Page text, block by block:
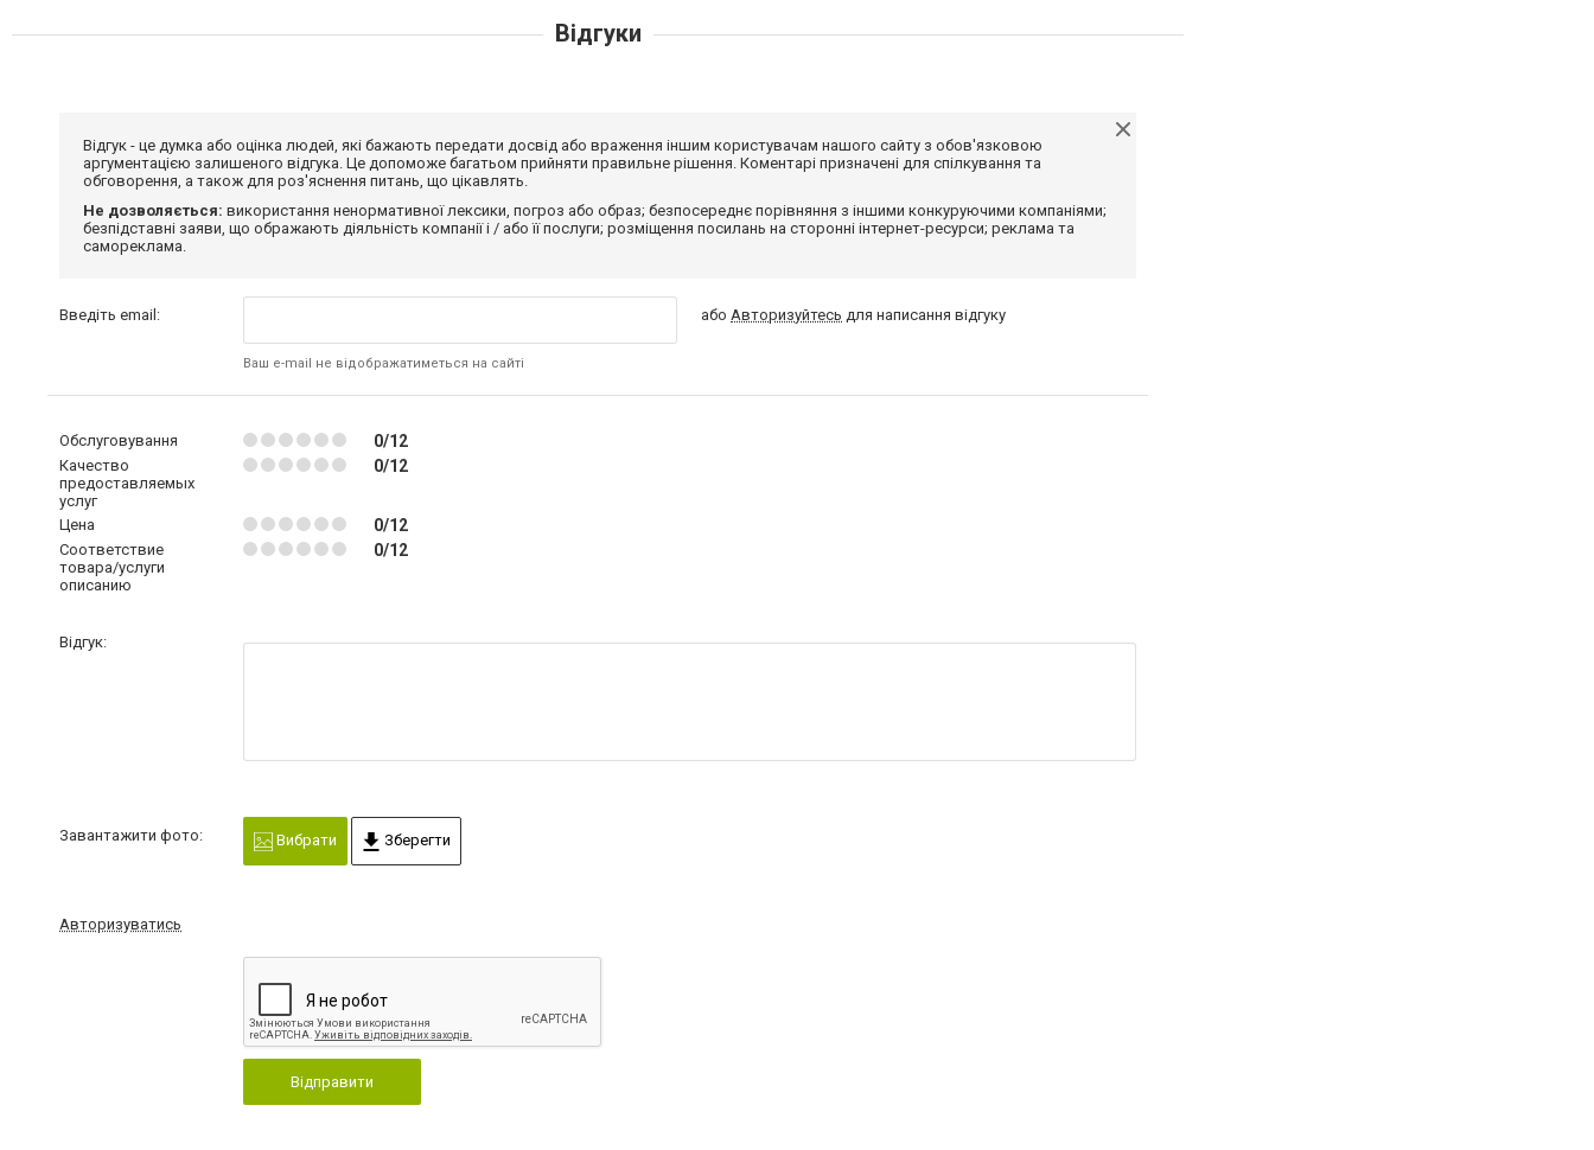
Відгуки
Відгук - це думка або оцінка людей, які бажають передати досвід або враження іншим користувачам нашого сайту з обов'язковою
аргументацією залишеного відгука. Це допоможе багатьом прийняти правильне рішення. Коментарі призначені для спілкування та
обговорення, а також для роз'яснення питань, що цікавлять.
Не дозволяється: використання ненормативної лексики, погроз або образ; безпосереднє порівняння з іншими конкуруючими компаніями;
безпідставні заяви, що ображають діяльність компанії і / або її послуги; розміщення посилань на сторонні інтернет-ресурси; реклама та
самореклама.
Введіть email:
Ваш e-mail не відображатиметься на сайті
абоАвторизуйтесь для написання відгуку
Обслуговування 0/12
Качество
предоставляемых
услуг
0/12
Цена 0/12
Соответствие
товара/услуги
описанию
0/12
Відгук:
Завантажити фото: Вибрати Зберегти
Авторизуватись
Відправити